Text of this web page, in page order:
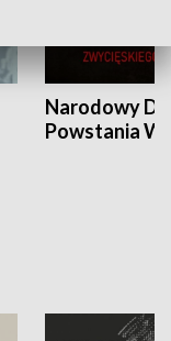
Narodowy
Powstania